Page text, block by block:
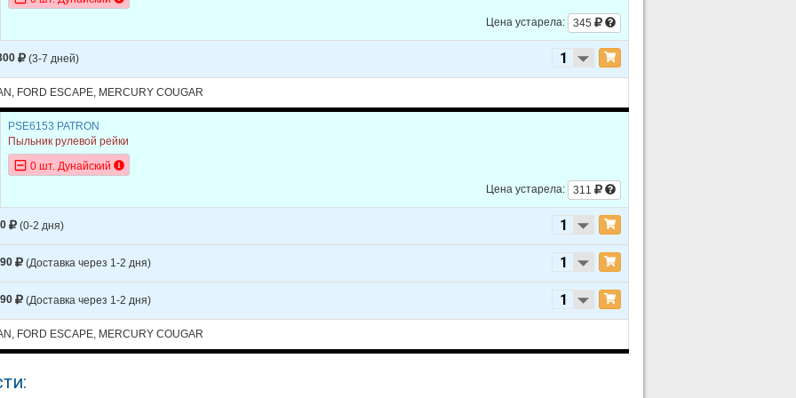
COUGAR
COUGAR
COUGAR 1997
COUGAR
COUGAR
COUGAR 1994 V6 3.8L
COUGAR
COUGAR 1993
Цена устарела:
345
(3-7 дней)
FORD ESCAPE, MERCURY COUGAR
PSE6153 PATRON
Пыльник рулевой рейки
0 шт. Дунайский
Цена устарела:
311
(0-2 дня)
(Доставка через 1-2 дня)
(Доставка через 1-2 дня)
FORD ESCAPE, MERCURY COUGAR